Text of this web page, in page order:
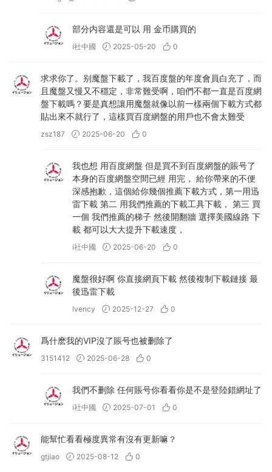
部分内容還是可以 用 金币購買的
i社中國 2025-05-20 0
求求你了。别魔盤下載了，我百度盤的年度會員白充了，而
且魔盤又慢又不穩定，非常難受啊，咱們不都一直是百度網
盤下載嗎？要是真想讓用魔盤就像以前一樣兩個下載方式都
貼出來不就行了，這樣買百度網盤的用戶也不會太難受
zsz187 2025-06-20 0
我也想 用百度網盤 但是買不到百度網盤的賬号了
本身的百度網盤空間已經 用完， 給你帶來的不便
深感抱歉，這個給你幾個推薦下載方式，第一用迅
雷下載 第二 用我們推薦的下載工具下載， 第三 買
一個 我們推薦的梯子 然後開翻牆 選擇美國線路 下
載 都可以大大提升下載速度，
i社中國 2025-06-20 0
魔盤很好啊 你直接網頁下載 然後複制下載鏈接 最
後迅雷下載
lvency 2025-12-27 0
爲什麽我的VIP沒了賬号也被删除了
3151412 2025-06-28 0
我們不删除 任何賬号你看看你是不是登陸錯網址了
i社中國 2025-07-01 0
能幫忙看看極度異常有沒有更新嘛？
gtjiao 2025-08-12 0